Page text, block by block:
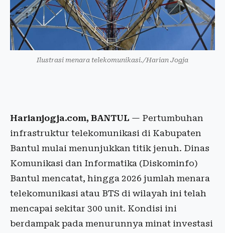
Ilustrasi menara telekomunikasi./Harian Jogja
Harianjogja.com, BANTUL — Pertumbuhan
infrastruktur telekomunikasi di Kabupaten
Bantul mulai menunjukkan titik jenuh. Dinas
Komunikasi dan Informatika (Diskominfo)
Bantul mencatat, hingga 2026 jumlah menara
telekomunikasi atau BTS di wilayah ini telah
mencapai sekitar 300 unit. Kondisi ini
berdampak pada menurunnya minat investasi